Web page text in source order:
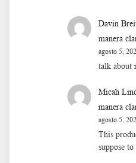
Davin
manera
agosto 5,
talk about
Micah
manera
agosto 5,
This
suppose to